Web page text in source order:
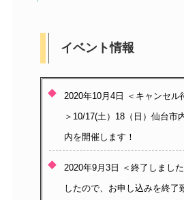
イベント情報
2020年10月4日 ＜キャンセル
＞10/17(土）18（日）仙台市
内を開催します！
2020年9月3日 ＜終了しまし
したので、お申し込みを終了